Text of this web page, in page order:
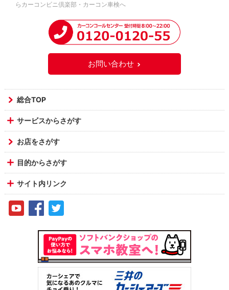
らカーコンビニ倶楽部・カーコン車検へ
お問い合わせ
総合TOP
サービスからさがす
お店をさがす
目的からさがす
サイト内リンク